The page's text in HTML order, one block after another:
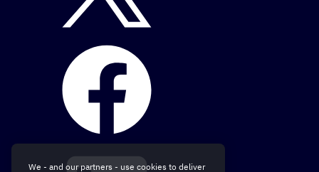
We - and our partners - use cookies to deliver